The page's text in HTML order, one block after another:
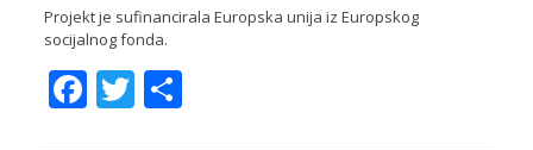
Projekt je sufinancirala Europska unija iz Europskog
socijalnog fonda.
Facebook
Twitter
Share